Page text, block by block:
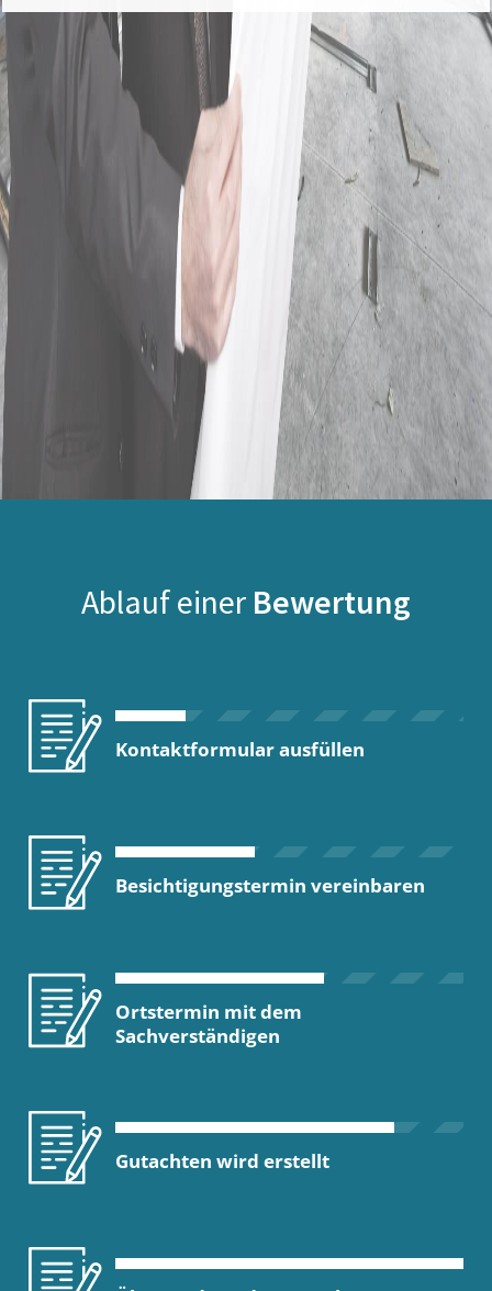
Ablauf einer Bewertung
Kontaktformular ausfüllen
Besichtigungstermin vereinbaren
Ortstermin mit dem
Sachverständigen
Gutachten wird erstellt